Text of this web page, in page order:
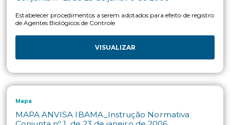
Mapa
MAPA ANVISA IBAMA_Instrução Normativa
Conjunta nº 2, de 20 de junho de 2008
Estabelecer as impurezas toxicológica e ambientalmente
relevantes a serem pesquisadas nos estudos de cinco